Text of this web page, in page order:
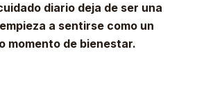
diario deja de ser una
a sentirse como un
momento de bienestar.